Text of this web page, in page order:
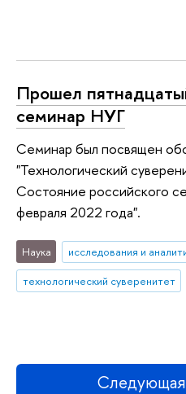
Прошел
семинар НУГ
Семинар был посвящен
"Технологический
Состояние российского
февраля 2022 года".
Наука исследования и
технологический суверенитет